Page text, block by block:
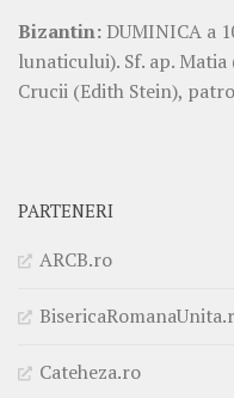
Bizantin: DUMINICA a
lunaticului). Sf. ap. Matia
Crucii (Edith Stein),
PARTENERI
ARCB.ro
Cateheza.ro